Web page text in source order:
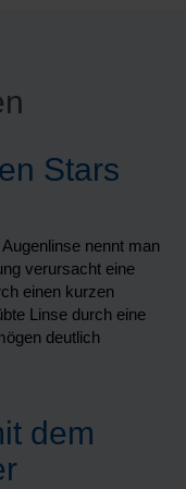
Stars
nennt man
verursacht eine
einen kurzen
Linse durch eine
deutlich
dem